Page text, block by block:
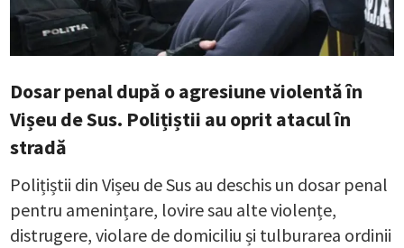
Dosar penal după o agresiune violentă în
Vișeu de Sus. Polițiștii au oprit atacul în
stradă
Polițiștii din Vișeu de Sus au deschis un dosar penal
pentru amenințare, lovire sau alte violențe,
distrugere, violare de domiciliu și tulburarea ordinii